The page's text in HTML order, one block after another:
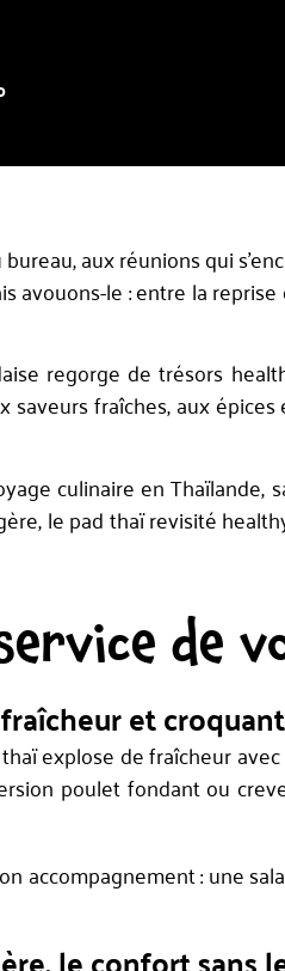
aux réunions qui
avouons-le : entre la
regorge de trésors
saveurs fraîches, aux
culinaire en
le pad thaï revisité
de
fraîcheur et
explose de fraîcheur
poulet fondant ou
accompagnement : une